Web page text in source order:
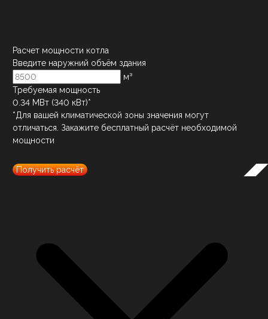
Расчет мощности котла
Введите наружний объём здания
м³
Требуемая мощность
0.34 МВт (340 кВт)*
*Для вашей климатической зоны значения могут
отличаться. Закажите бесплатный расчёт необходимой
мощности
Получить расчёт